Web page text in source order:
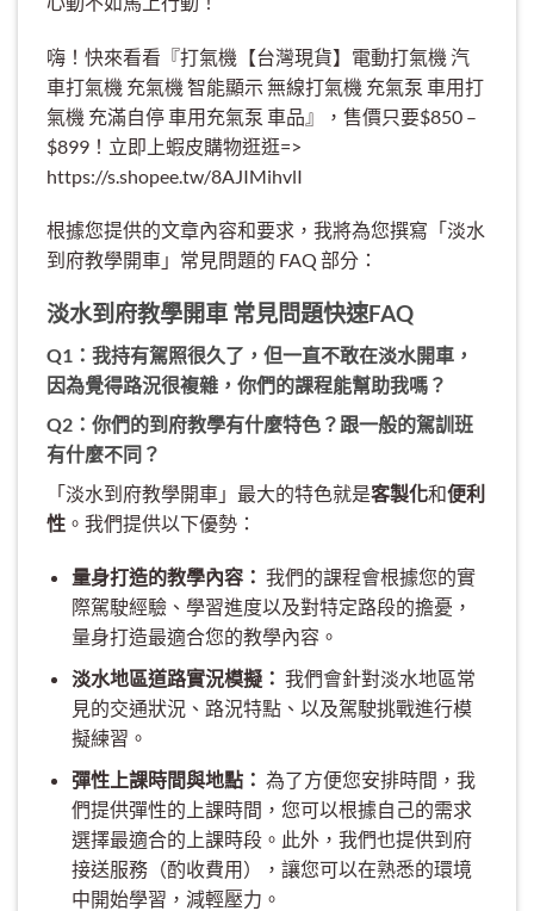
嗨！快來看看『打氣機【台灣現貨】電動打氣機 汽
車打氣機 充氣機 智能顯示 無線打氣機 充氣泵 車用打
氣機 充滿自停 車用充氣泵 車品』，售價只要$850 –
$899！立即上蝦皮購物逛逛=>
https://s.shopee.tw/8AJIMihvlI
根據您提供的文章內容和要求，我將為您撰寫「淡水
到府教學開車」常見問題的 FAQ 部分：
淡水到府教學開車 常見問題快速FAQ
Q1：我持有駕照很久了，但一直不敢在淡水開車，
因為覺得路況很複雜，你們的課程能幫助我嗎？
Q2：你們的到府教學有什麼特色？跟一般的駕訓班
有什麼不同？
「淡水到府教學開車」最大的特色就是客製化和便利
性 。我們提供以下優勢：
量身打造的教學內容： 我們的課程會根據您的實
際駕駛經驗、學習進度以及對特定路段的擔憂，
量身打造最適合您的教學內容。
淡水地區道路實況模擬： 我們會針對淡水地區常
見的交通狀況、路況特點、以及駕駛挑戰進行模
擬練習。
彈性上課時間與地點： 為了方便您安排時間，我
們提供彈性的上課時間，您可以根據自己的需求
選擇最適合的上課時段。此外，我們也提供到府
接送服務（酌收費用），讓您可以在熟悉的環境
中開始學習，減輕壓力。